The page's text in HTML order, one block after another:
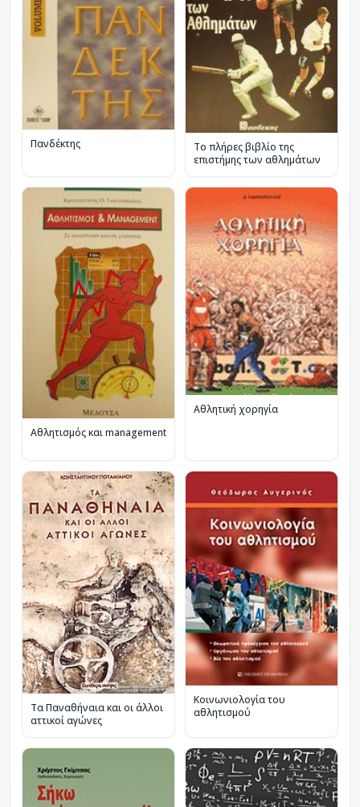
Πανδέκτης
Το πλήρες βιβλίο της
επιστήμης των αθλημάτων
Αθλητισμός και management
Αθλητική χορηγία
Τα Παναθήναια και οι άλλοι
αττικοί αγώνες
Κοινωνιολογία του
αθλητισμού